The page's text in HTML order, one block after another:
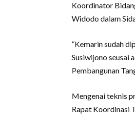
Koordinator
Widodo dalam
“Kemarin sudah
Susiwijono seusai
Pembangunan
Mengenai teknis
Rapat Koordinasi